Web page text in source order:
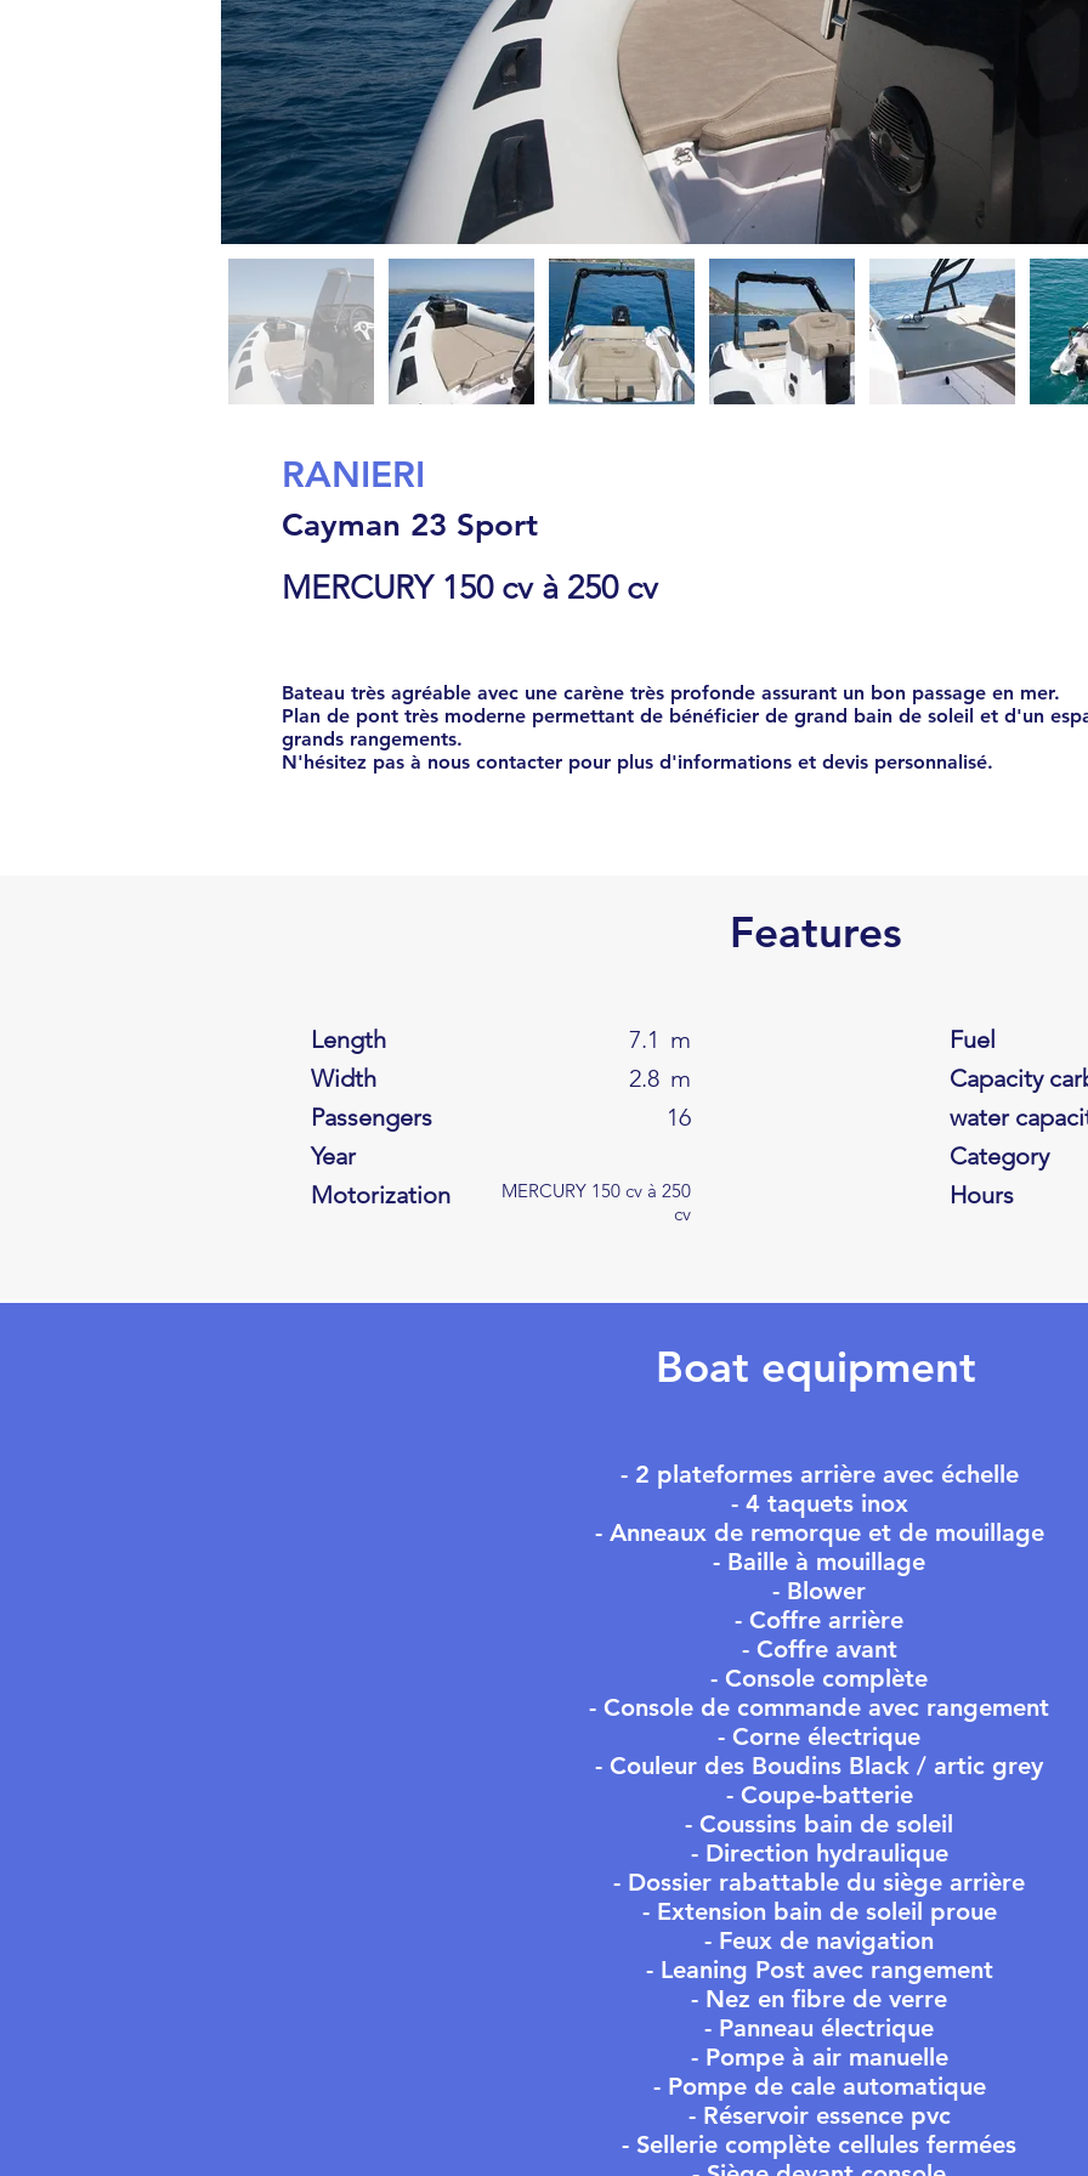
RANIERI
Cayman 23 Sport
MERCURY 150 cv à 250 cv
Bateau très agréable avec une carène très profonde assurant un bon passage en mer.
Plan de pont très moderne permettant de bénéficier de grand bain de soleil et d'un
grands rangements.
N'hésitez pas à nous contacter pour plus d'informations et devis personnalisé.
Features
Length m
7.1
Width
m
2.8
Passengers
16
Year
Motorization
MERCURY 150 cv à 250
cv
Fuel
Capacity
water
Category
Hours
Boat equipment
- 2 plateformes arrière avec échelle
- 4 taquets inox
- Anneaux de remorque et de mouillage
- Baille à mouillage
- Blower
- Coffre arrière
- Coffre avant
- Console complète
- Console de commande avec rangement
- Corne électrique
- Couleur des Boudins Black / artic grey
- Coupe-batterie
- Coussins bain de soleil
- Direction hydraulique
- Dossier rabattable du siège arrière
- Extension bain de soleil proue
- Feux de navigation
- Leaning Post avec rangement
- Nez en fibre de verre
- Panneau électrique
- Pompe à air manuelle
- Pompe de cale automatique
- Réservoir essence pvc
- Sellerie complète cellules fermées